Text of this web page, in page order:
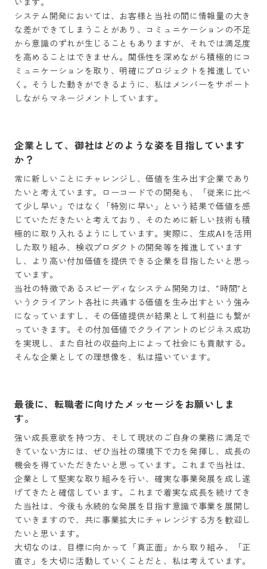
います。
システム開発においては、お客様と当社の間に情報量の大き
な差ができてしまうことがあり、コミュニケーションの不足
から意識のずれが生じることもありますが、それでは満足度
を高めることはできません。関係性を深めながら積極的にコ
ミュニケーションを取り、明確にプロジェクトを推進してい
く。そうした動きができるように、私はメンバーをサポート
しながらマネージメントしています。
企業として、御社はどのような姿を目指しています
か？
常に新しいことにチャレンジし、価値を生み出す企業であり
たいと考えています。ローコードでの開発も、「従来に比べ
て少し早い」ではなく「特別に早い」という結果で価値を感
じていただきたいと考えており、そのために新しい技術も積
極的に取り入れるようにしています。実際に、生成AIを活用
した取り組み、検収プロダクトの開発等を推進しています
し、より高い付加価値を提供できる企業を目指したいと思っ
ています。
当社の特徴であるスピーディなシステム開発力は、“時間”と
いうクライアント各社に共通する価値を生み出すという強み
になっていますし、その価値提供が結果として利益にも繋が
っていきます。その付加価値でクライアントのビジネス成功
を実現し、また自社の収益向上によって社会にも貢献する。
そんな企業としての理想像を、私は描いています。
最後に、転職者に向けたメッセージをお願いしま
す。
強い成長意欲を持つ方、そして現状のご自身の業務に満足で
きていない方には、ぜひ当社の環境下で力を発揮し、成長の
機会を得ていただきたいと思っています。これまで当社は、
企業として堅実な取り組みを行い、確実な事業発展を成し遂
げてきたと確信しています。これまで着実な成長を続けてき
た当社は、今後も永続的な発展を目指す意識で事業を展開し
ていきますので、共に事業拡大にチャレンジする方を歓迎し
たいと思います。
大切なのは、目標に向かって「真正面」から取り組み、「正
直さ」を大切に活動していくことだと、私は考えています。